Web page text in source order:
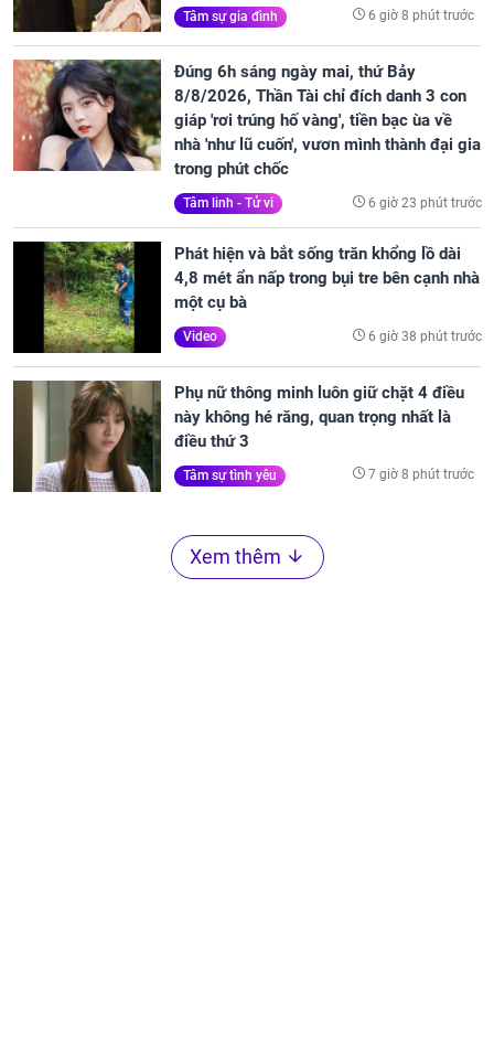
Tâm sự gia đình 6 giờ 8 phút trước
Đúng 6h sáng ngày mai, thứ Bảy
8/8/2026, Thần Tài chỉ đích danh 3 con
giáp 'rơi trúng hố vàng', tiền bạc ùa về
nhà 'như lũ cuốn', vươn mình thành đại gia
trong phút chốc
Tâm linh - Tử vi 6 giờ 23 phút trước
Phát hiện và bắt sống trăn khổng lồ dài
4,8 mét ẩn nấp trong bụi tre bên cạnh nhà
một cụ bà
Video 6 giờ 38 phút trước
Phụ nữ thông minh luôn giữ chặt 4 điều
này không hé răng, quan trọng nhất là
điều thứ 3
Tâm sự tình yêu 7 giờ 8 phút trước
Xem thêm